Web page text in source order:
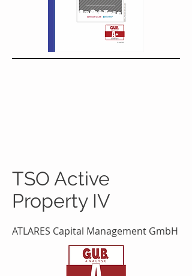
TSO Active
Property IV
ATLARES Capital Management GmbH